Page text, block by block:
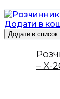
Додати в
Додати в список
– X-